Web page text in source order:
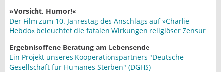
»Vorsicht, Humor!«
Der Film zum 10. Jahrestag des Anschlags auf »Charlie
Hebdo« beleuchtet die fatalen Wirkungen religiöser Zensur
Ergebnisoffene Beratung am Lebensende
Ein Projekt unseres Kooperationspartners "Deutsche
Gesellschaft für Humanes Sterben" (DGHS)